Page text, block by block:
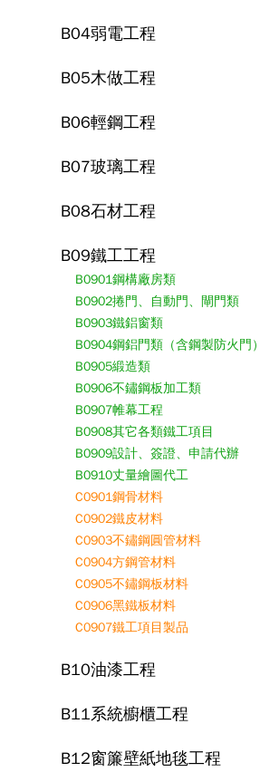
B04弱電工程
B05木做工程
B06輕鋼工程
B07玻璃工程
B08石材工程
B09鐵工工程
B0901鋼構廠房類
B0902捲門、自動門、閘門類
B0903鐵鋁窗類
B0904鋼鋁門類（含鋼製防火門）
B0905緞造類
B0906不鏽鋼板加工類
B0907帷幕工程
B0908其它各類鐵工項目
B0909設計、簽證、申請代辦
B0910丈量繪圖代工
C0901鋼骨材料
C0902鐵皮材料
C0903不鏽鋼圓管材料
C0904方鋼管材料
C0905不鏽鋼板材料
C0906黑鐵板材料
C0907鐵工項目製品
B10油漆工程
B11系統櫥櫃工程
B12窗簾壁紙地毯工程